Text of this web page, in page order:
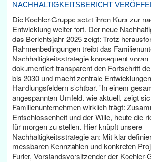
NACHHALTIGKEITSBERICHT
Die Koehler-Gruppe setzt ihren Kurs zur
Entwicklung weiter fort. Der neue
das Berichtsjahr 2025 zeigt: Trotz
Rahmenbedingungen treibt das
Nachhaltigkeitsstrategie konsequent
dokumentiert transparent den Fortschritt
bis 2030 und macht zentrale
Handlungsfeldern sichtbar. "In einem
angespannten Umfeld, wie aktuell, zeigt
Familienunternehmen wirklich trägt:
Entschlossenheit und der Wille, heute die
für morgen zu stellen. Hier knüpft unsere
Nachhaltigkeitsstrategie an: Mit klar
messbaren Kennzahlen und konkreten
Furler, Vorstandsvorsitzender der Koehler-